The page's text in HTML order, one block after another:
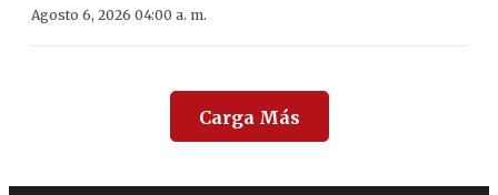
Agosto 6, 2026 04:00 a. m.
Carga Más